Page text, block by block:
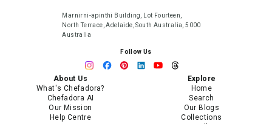
Marnirni-apinthi Building, Lot Fourteen,
North Terrace, Adelaide, South Australia, 5000
Australia
Follow Us
About Us
What's Chefadora?
Chefadora AI
Our Mission
Help Centre
Explore
Home
Search
Our Blogs
Collections